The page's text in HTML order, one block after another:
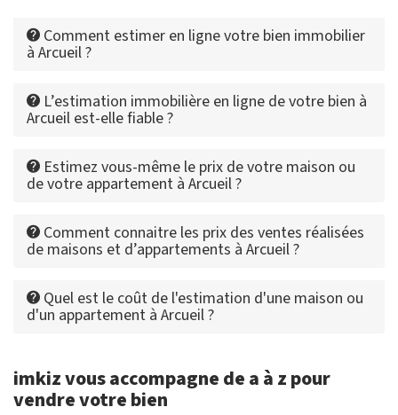
Comment estimer en ligne votre bien immobilier
à Arcueil ?
L’estimation immobilière en ligne de votre bien à
Arcueil est-elle fiable ?
Estimez vous-même le prix de votre maison ou
de votre appartement à Arcueil ?
Comment connaitre les prix des ventes réalisées
de maisons et d’appartements à Arcueil ?
Quel est le coût de l'estimation d'une maison ou
d'un appartement à Arcueil ?
imkiz vous accompagne de a à z pour
vendre votre bien